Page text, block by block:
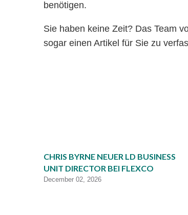
benötigen.
Sie haben keine Zeit? Das Team
sogar einen Artikel für Sie zu
CHRIS BYRNE NEUER LD BUSINESS
UNIT DIRECTOR BEI FLEXCO
December 02, 2026